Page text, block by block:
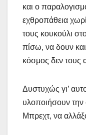
και ο
εχθροπάθεια
τους κουκούλι
πίσω, να δουν
κόσμος δεν τους
Δυστυχώς γι’
υλοποιήσουν
Μπρεχτ, να